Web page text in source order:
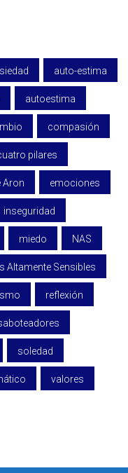
auto-estima
autoestima
compasión
pilares
Aron emociones
inseguridad
miedo NAS
Altamente Sensibles
reflexión
soledad
valores